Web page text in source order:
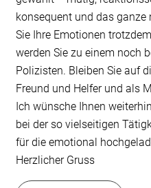
konsequent und das ganze
Sie Ihre Emotionen
werden Sie zu einem noch
Polizisten. Bleiben Sie auf
Freund und Helfer und als
Ich wünsche Ihnen
bei der so vielseitigen
für die emotional
Herzlicher Gruss